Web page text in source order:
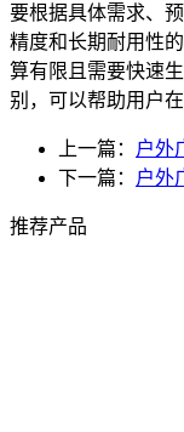
要根据具体需求、
精度和长期耐用性
算有限且需要快速
别，可以帮助用户
上一篇：
户外
下一篇：
户外
推荐产品